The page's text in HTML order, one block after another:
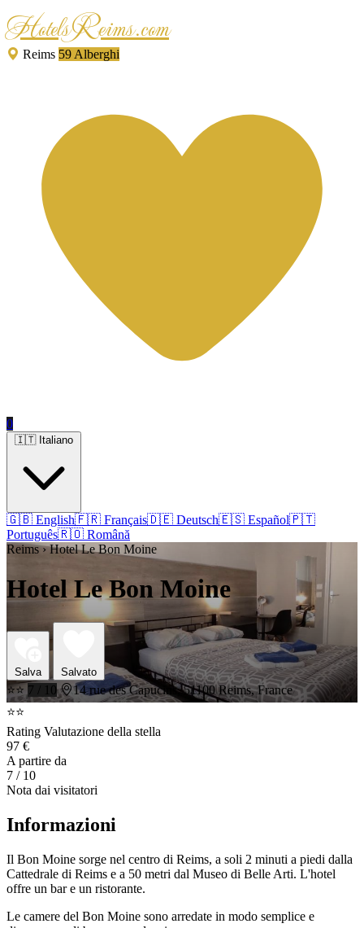
HotelsReims.com
Reims 59 Alberghi
0
🇬🇧 English🇫🇷 Français🇩🇪 Deutsch🇪🇸 Español🇵🇹
Português🇷🇴 Română
Reims › Hotel Le Bon Moine
Hotel Le Bon Moine
Salva Salvato
⭐⭐ 7 / 10
14 rue des Capucins, 51100 Reims, France
⭐⭐
Rating Valutazione della stella
97 €
A partire da
7 / 10
Nota dai visitatori
Informazioni
Il Bon Moine sorge nel centro di Reims, a soli 2 minuti a piedi dalla
Cattedrale di Reims e a 50 metri dal Museo di Belle Arti. L'hotel
offre un bar e un ristorante.
Le camere del Bon Moine sono arredate in modo semplice e